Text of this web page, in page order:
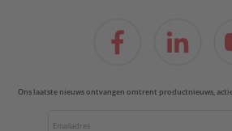
Ons laatste nieuws ontvangen omtrent productnieuws,